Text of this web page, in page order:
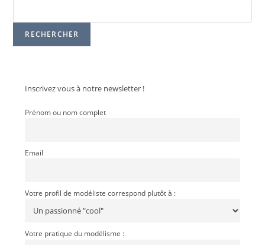
RECHERCHER
Inscrivez vous à notre newsletter !
Prénom ou nom complet
Email
Votre profil de modéliste correspond plutôt à :
Votre pratique du modélisme :